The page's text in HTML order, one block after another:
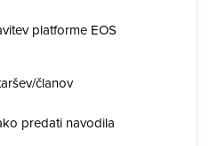
platforme EOS
članov
predati navodila